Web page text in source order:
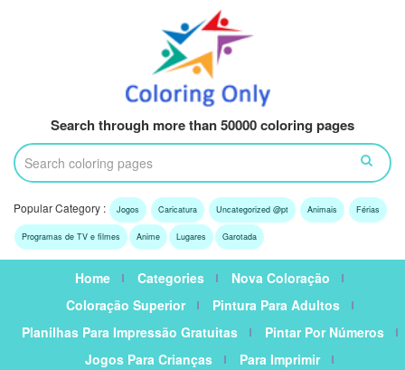
Search through more than 50000 coloring pages
Popular Category : Jogos Caricatura Uncategorized @pt Animais Férias
Programas de TV e filmes Anime Lugares Garotada
Home Categories
Nova Coloração
Coloração Superior
Pintura Para Adultos
Planilhas Para Impressão Gratuitas
Pintar Por Números
Jogos Para Crianças
Para Imprimir